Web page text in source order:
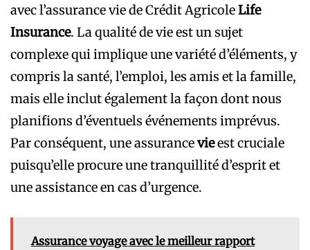
avec l’assurance vie de Crédit AgricoleLife
Insurance. La qualité de vie est un sujet
complexe qui implique une variété d’éléments, y
compris la santé, l’emploi, les amis et la famille,
mais elle inclut également la façon dont nous
planifions d’éventuels événements imprévus.
Par conséquent, une assurancevieest cruciale
puisqu’elle procure une tranquillité d’esprit et
une assistance en cas d’urgence.
Assurance voyage avec le meilleur rapport